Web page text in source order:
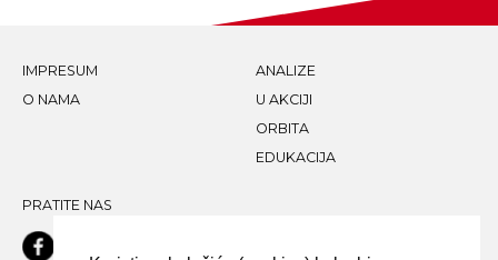
IMPRESUM
O NAMA
ANALIZE
U AKCIJI
ORBITA
EDUKACIJA
PRATITE NAS